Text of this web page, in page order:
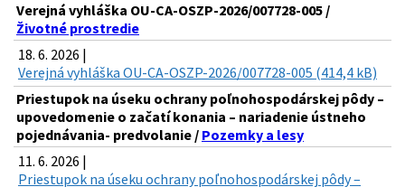
Verejná vyhláška OU-CA-OSZP-2026/007728-005 /
Životné prostredie
18. 6. 2026 |
Verejná vyhláška OU-CA-OSZP-2026/007728-005 (414,4 kB)
Priestupok na úseku ochrany poľnohospodárskej pôdy –
upovedomenie o začatí konania – nariadenie ústneho
pojednávania- predvolanie / Pozemky a lesy
11. 6. 2026 |
Priestupok na úseku ochrany poľnohospodárskej pôdy –